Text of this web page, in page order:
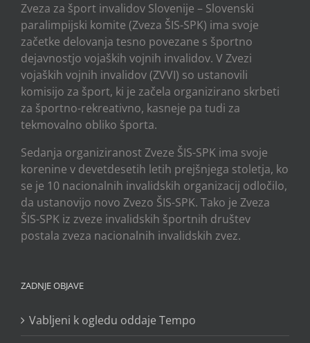
Zveza za šport invalidov Slovenije – Slovenski
paralimpijski komite (Zveza ŠIS-SPK) ima svoje
začetke delovanja tesno povezane s športno
dejavnostjo vojaških vojnih invalidov. V Zvezi
vojaških vojnih invalidov (ZVVI) so ustanovili
komisijo za šport, ki je začela organizirano skrbeti
za športno-rekreativno, kasneje pa tudi za
tekmovalno obliko športa.
Sedanja organiziranost Zveze ŠIS-SPK ima svoje
korenine v devetdesetih letih prejšnjega stoletja, ko
se je 10 nacionalnih invalidskih organizacij odločilo,
da ustanovijo novo Zvezo ŠIS-SPK. Tako je Zveza
ŠIS-SPK iz zveze invalidskih športnih društev
postala zveza nacionalnih invalidskih zvez.
ZADNJE OBJAVE
Vabljeni k ogledu oddaje Tempo